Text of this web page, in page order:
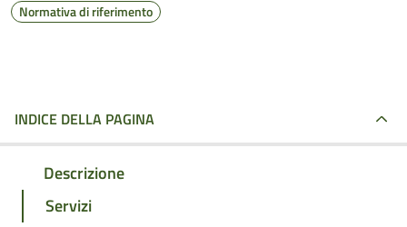
Normativa di riferimento
INDICE DELLA PAGINA
Descrizione
Servizi